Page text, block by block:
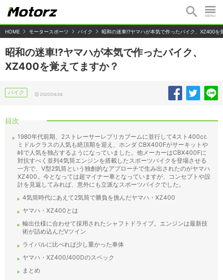
HOME モータースポーツ バイク 昭和の迷車!?ヤマハが本気で作ったバイク、XZ400を
昭和の迷車!?ヤマハが本気で作ったバイク、
XZ400を覚えてますか？
バイク 2020/04/26
目次
1980年代前期、2ストレーサーレプリカブームに並行して4スト400cc
ミドルクラスの人気も絶頂期を迎え、ホンダ CBX400Fがサーキットや
峠で人気を独占するようになっていました。他メーカーはCBX400Fに
対抗すべく並列4気筒エンジンを搭載したスポーツバイクを登場させる
一方で、V型2気筒という独創的なアプローチで生み出されたのがヤマハ
XZ400。今となっては超マイナー車となっていますが、コンセプトや設
計を見返してみれば、意外にも立派なスポーツバイクでした。
4気筒時代にあえて2気筒で勝負を挑んだヤマハ・XZ400
ヤマハ・XZ400とは
輸出仕様に合わせて採用されたシャフトドライブ。エンジンは最新技
術が詰め込んだVツイン
ライバルに比べれば少し重かった車体
ヤマハ・XZ400/400Dのスペック
まとめ